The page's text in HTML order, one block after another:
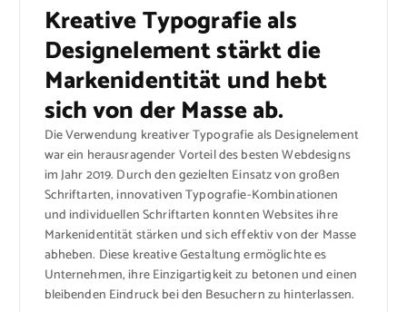
Kreative Typografie als
Designelement stärkt die
Markenidentität und hebt
sich von der Masse ab.
Die Verwendung kreativer Typografie als Designelement
war ein herausragender Vorteil des besten Webdesigns
im Jahr 2019. Durch den gezielten Einsatz von großen
Schriftarten, innovativen Typografie-Kombinationen
und individuellen Schriftarten konnten Websites ihre
Markenidentität stärken und sich effektiv von der Masse
abheben. Diese kreative Gestaltung ermöglichte es
Unternehmen, ihre Einzigartigkeit zu betonen und einen
bleibenden Eindruck bei den Besuchern zu hinterlassen.